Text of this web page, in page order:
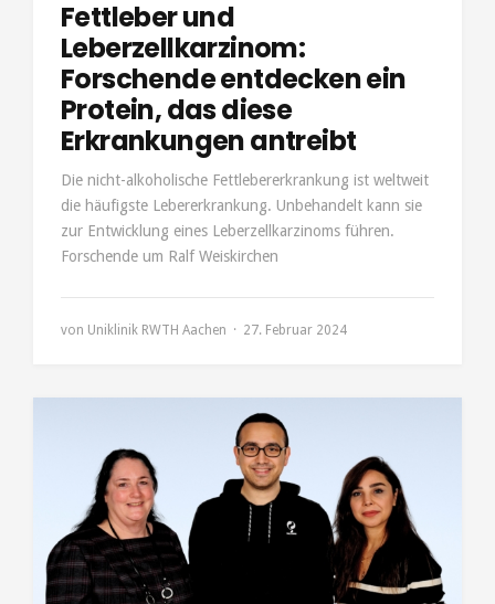
Fettleber und
Leberzellkarzinom:
Forschende entdecken ein
Protein, das diese
Erkrankungen antreibt
Die nicht-alkoholische Fettlebererkrankung ist weltweit
die häufigste Lebererkrankung. Unbehandelt kann sie
zur Entwicklung eines Leberzellkarzinoms führen.
Forschende um Ralf Weiskirchen
von Uniklinik RWTH Aachen 27. Februar 2024